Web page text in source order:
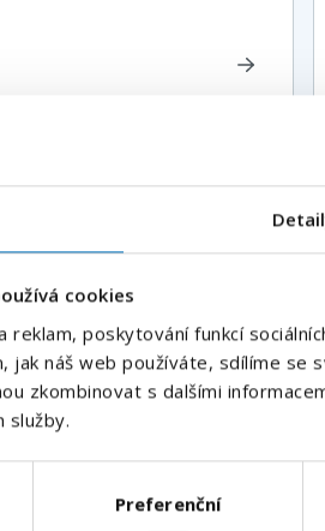
cookies
reklam, poskytování funkcí
jak náš web používáte, sdílíme se
zkombinovat s dalšími
služby.
Preferenční
e-mailem
Hlídat nové
pracovních nabídek.
.
+420
Odesláním souhlasíte se